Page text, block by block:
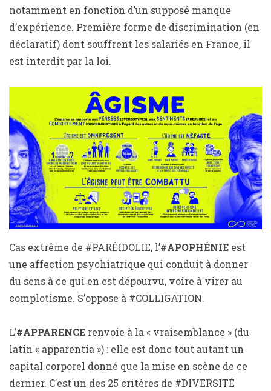
notamment en fonction d’un supposé manque
d’expérience. Première forme de discrimination (en
déclaratif) dont souffrent les salariés en France, il
est interdit par la loi.
Cas extrême de #PARÉIDOLIE, l’#APOPHÉNIE est
une affection psychiatrique qui conduit à donner
du sens à ce qui en est dépourvu, voire à virer au
complotisme. S’oppose à #COLLIGATION.
L’#APPARENCE renvoie à la « vraisemblance » (du
latin « apparentia ») : elle est donc tout autant un
capital corporel donné que la mise en scène de ce
dernier. C’est un des 25 critères de #DIVERSITÉ